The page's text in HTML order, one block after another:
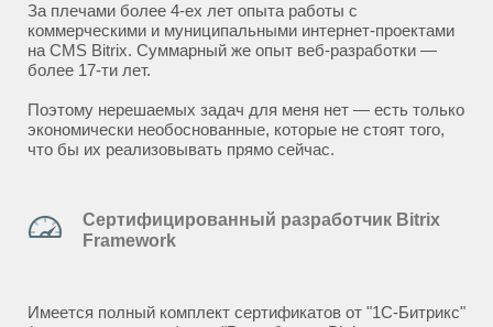
За плечами более 4-ех лет опыта работы с
коммерческими и муниципальными интернет-проектами
на CMS Bitrix. Суммарный же опыт веб-разработки —
более 17-ти лет.
Поэтому нерешаемых задач для меня нет — есть только
экономически необоснованные, которые не стоят того,
что бы их реализовывать прямо сейчас.
Сертифицированный разработчик Bitrix
Framework
Имеется полный комплект сертификатов от "1С-Битрикс"